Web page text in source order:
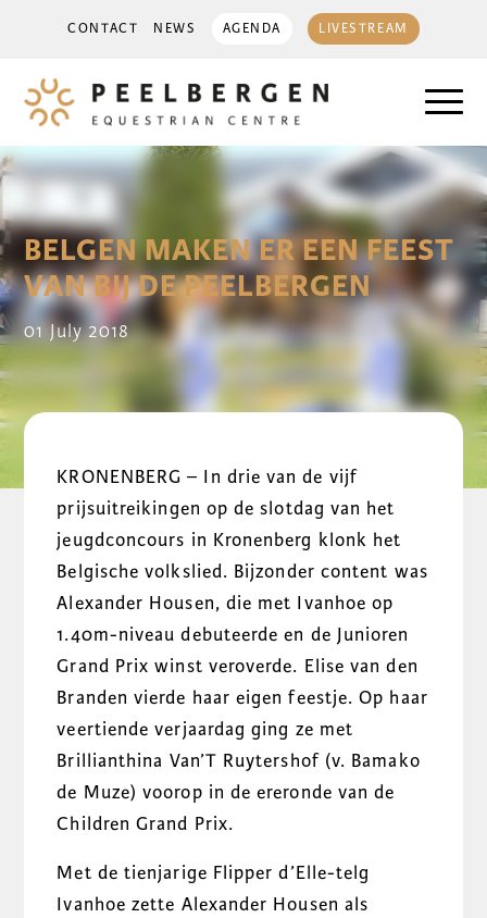
CONTACT NEWS AGENDA LIVESTREAM
BELGEN MAKEN ER EEN FEEST
VAN BIJ DE PEELBERGEN
01 July 2018
KRONENBERG – In drie van de vijf
prijsuitreikingen op de slotdag van het
jeugdconcours in Kronenberg klonk het
Belgische volkslied. Bijzonder content was
Alexander Housen, die met Ivanhoe op
1.40m-niveau debuteerde en de Junioren
Grand Prix winst veroverde. Elise van den
Branden vierde haar eigen feestje. Op haar
veertiende verjaardag ging ze met
Brillianthina Van’T Ruytershof (v. Bamako
de Muze) voorop in de ereronde van de
Children Grand Prix.
Met de tienjarige Flipper d’Elle-telg
Ivanhoe zette Alexander Housen als